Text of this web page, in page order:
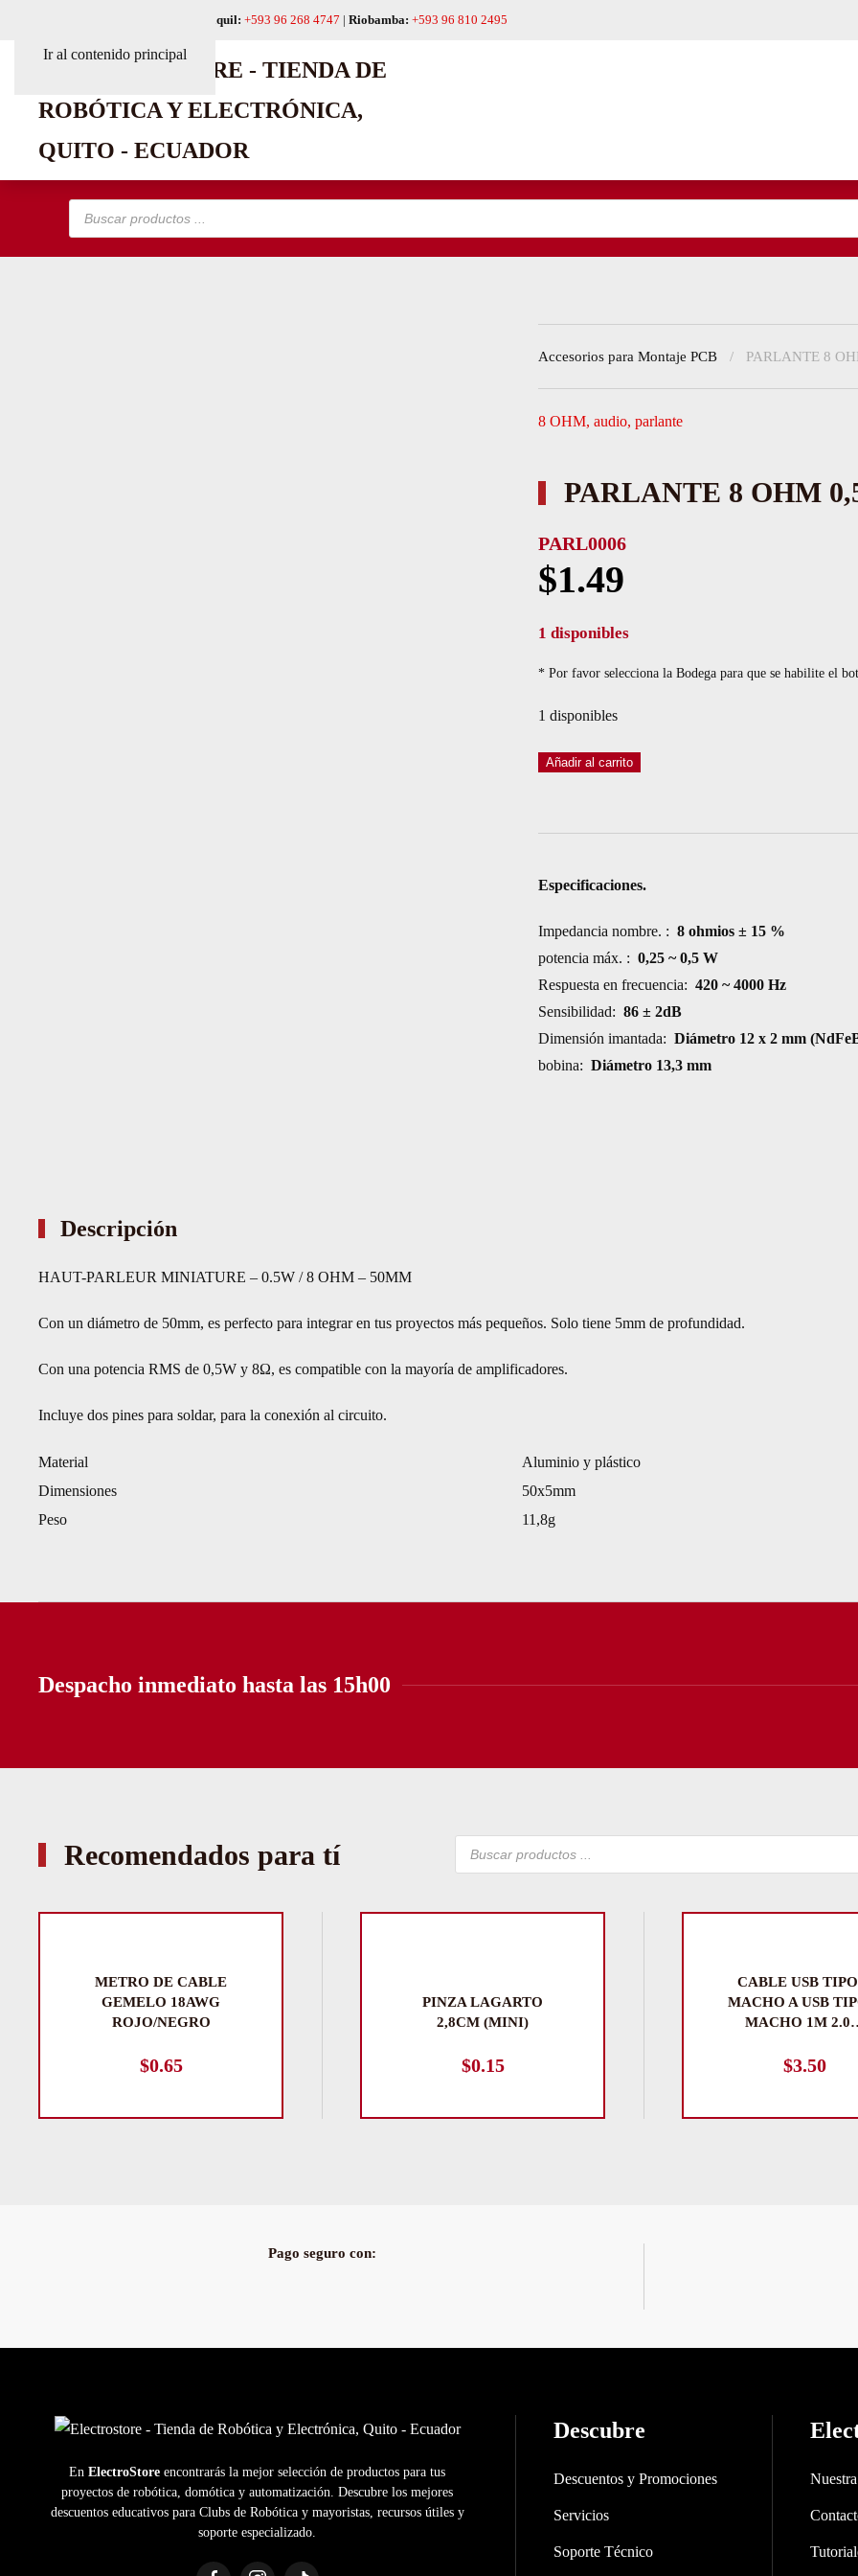
Ir al contenido principal
Guayaquil: +593 96 268 4747 | Riobamba: +593 96 810 2495
Búsqueda
productos
Accesorios para Montaje PCB PARLANTE 8
8 OHM, audio, parlante
PARLANTE 8 OHM
PARL0006
$1.49
1 disponibles
* Por favor selecciona la Bodega para que se habilite el
1 disponibles
PARLANTE
cantidad
Añadir al carrito
Especificaciones.
Impedancia nombre. : 8 ohmios ± 15 %
potencia máx. : 0,25 ~ 0,5 W
Respuesta en frecuencia: 420 ~ 4000 Hz
Sensibilidad: 86 ± 2dB
Dimensión imantada: Diámetro 12 x 2 mm
bobina: Diámetro 13,3 mm
Descripción
HAUT-PARLEUR MINIATURE – 0.5W / 8 OHM – 50MM
Con un diámetro de 50mm, es perfecto para integrar en tus proyectos más pequeños. Solo tiene 5mm de profundidad.
Con una potencia RMS de 0,5W y 8Ω, es compatible con la mayoría de amplificadores.
Incluye dos pines para soldar, para la conexión al circuito.
Material
Aluminio y plástico
Dimensiones
50x5mm
Peso
11,8g
Despacho inmediato hasta las 15h00
Recomendados para tí
Búsqueda
productos
METRO DE CABLE
GEMELO 18AWG
ROJO/NEGRO
$0.65
PINZA LAGARTO
2,8CM (MINI)
$0.15
CABLE USB
MACHO A USB
MACHO 1M
$3.50
Pago seguro con:
En ElectroStore encontrarás la mejor selección de productos para tus
proyectos de robótica, domótica y automatización. Descubre los mejores
descuentos educativos para Clubs de Robótica y mayoristas, recursos útiles y
soporte especializado.
Descubre
Descuentos y Promociones
Servicios
Soporte Técnico